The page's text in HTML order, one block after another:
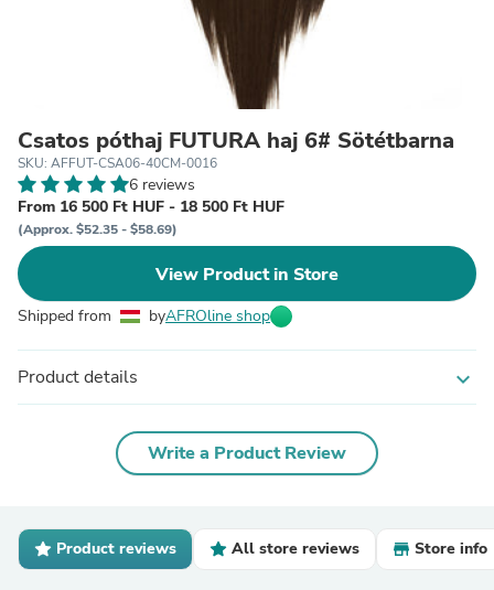
Csatos póthaj FUTURA haj 6# Sötétbarna
SKU: AFFUT-CSA06-40CM-0016
6 reviews
From 16 500 Ft HUF - 18 500 Ft HUF
(Approx. $52.35 - $58.69)
View Product in Store
Shipped from byAFROline shop
Product details expand_more
Write a Product Review
Product reviews All store reviews Store info